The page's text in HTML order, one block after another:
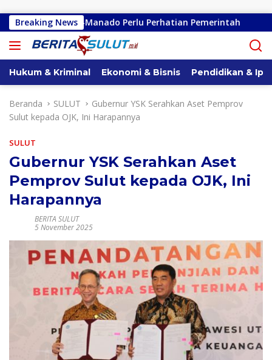
Breaking News
Kembes-Manado Perlu Perhatian Pemerintah Remly
Hukum & Kriminal Ekonomi & Bisnis Pendidikan &
Beranda SULUT
Gubernur YSK Serahkan Aset Pemprov
Sulut kepada OJK, Ini Harapannya
SULUT
Gubernur YSK Serahkan Aset
Pemprov Sulut kepada OJK, Ini
Harapannya
BERITA SULUT
5 November 2025